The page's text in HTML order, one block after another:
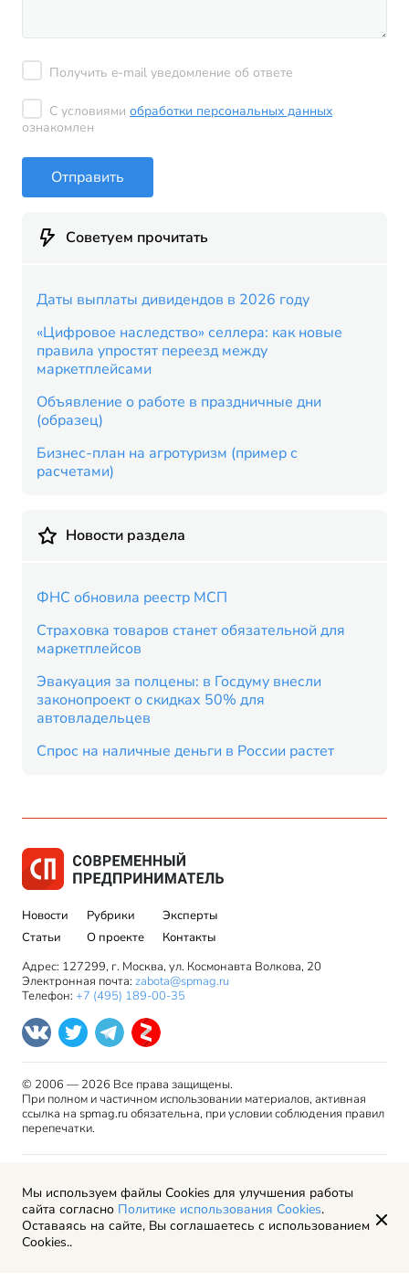
Получить e-mail уведомление об ответе
С условиями обработки персональных данных
ознакомлен
Отправить
Советуем прочитать
Даты выплаты дивидендов в 2026 году
«Цифровое наследство» селлера: как новые
правила упростят переезд между
маркетплейсами
Объявление о работе в праздничные дни
(образец)
Бизнес-план на агротуризм (пример с
расчетами)
Новости раздела
ФНС обновила реестр МСП
Страховка товаров станет обязательной для
маркетплейсов
Эвакуация за полцены: в Госдуму внесли
законопроект о скидках 50% для
автовладельцев
Спрос на наличные деньги в России растет
Новости
Статьи
Рубрики
О проекте
Эксперты
Контакты
Адрес: 127299, г. Москва, ул. Космонавта Волкова, 20
Электронная почта: zabota@spmag.ru
Телефон: +7 (495) 189-00-35
© 2006 — 2026 Все права защищены.
При полном и частичном использовании материалов, активная
ссылка на spmag.ru обязательна, при условии соблюдения правил
перепечатки.
права
Пользовательское соглашение
Политика обработки персональных данных
Рекламодателям
Мы используем файлы Cookies для улучшения работы
сайта согласно Политике использования Cookies.
Оставаясь на сайте, Вы соглашаетесь с использованием
Cookies..